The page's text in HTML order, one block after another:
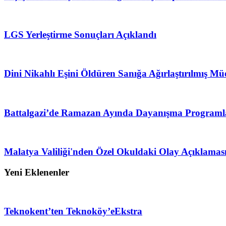
LGS Yerleştirme Sonuçları Açıklandı
Dini Nikahlı Eşini Öldüren Sanığa Ağırlaştırılmış
Battalgazi’de Ramazan Ayında Dayanışma
Malatya Valiliği'nden Özel Okuldaki Olay
Yeni Eklenenler
Teknokent’ten Teknoköy’eEkstra